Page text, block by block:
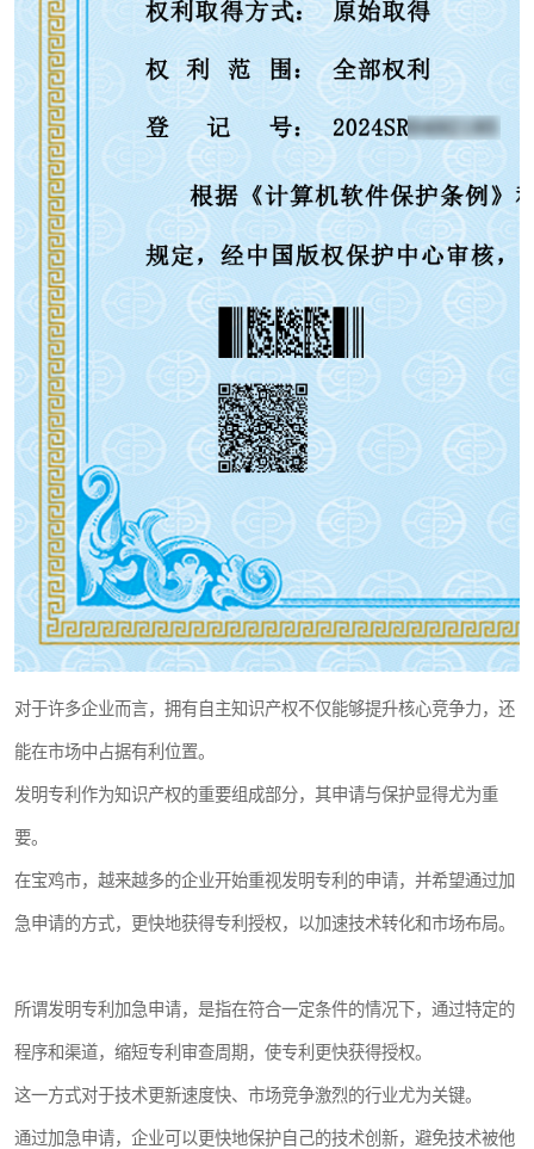
对于许多企业而言，拥有自主知识产权不仅能够提升核心竞争力，还
能在市场中占据有利位置。
发明专利作为知识产权的重要组成部分，其申请与保护显得尤为重
要。
在宝鸡市，越来越多的企业开始重视发明专利的申请，并希望通过加
急申请的方式，更快地获得专利授权，以加速技术转化和市场布局。
所谓发明专利加急申请，是指在符合一定条件的情况下，通过特定的
程序和渠道，缩短专利审查周期，使专利更快获得授权。
这一方式对于技术更新速度快、市场竞争激烈的行业尤为关键。
通过加急申请，企业可以更快地保护自己的技术创新，避免技术被他